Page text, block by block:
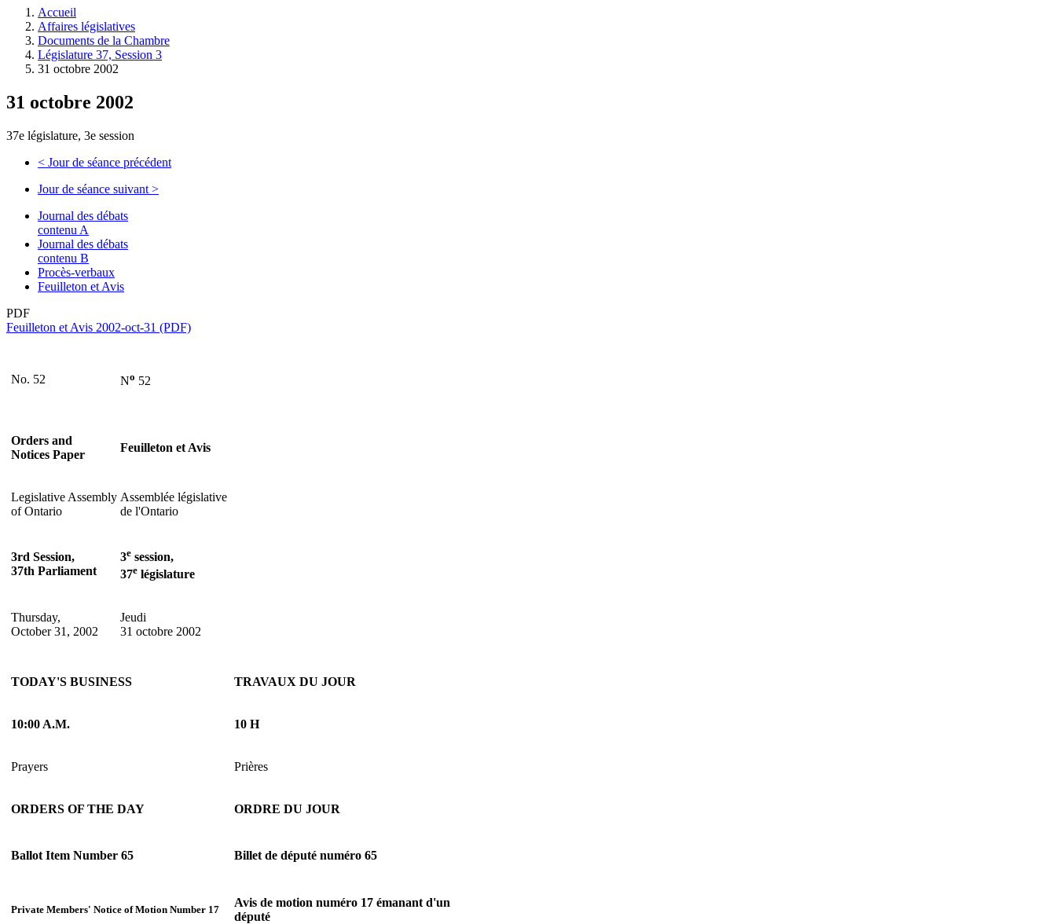
l'Assemblée
législative.
Accueil
Affaires législatives
Documents de la Chambre
Législature 37, Session 3
31 octobre 2002
31 octobre 2002
37e législature, 3e session
< Jour de séance précédent
Jour de séance suivant >
Journal des débats
contenu A
Journal des débats
contenu B
Procès-verbaux
Feuilleton et Avis
PDF
Feuilleton et Avis 2002-oct-31 (PDF)
No. 52 No 52
Orders and
Notices Paper
Feuilleton et Avis
Legislative Assembly
of Ontario
Assemblée législative
de l'Ontario
3rd Session,
37th Parliament
3e session,
37e législature
Thursday,
October 31, 2002
Jeudi
31 octobre 2002
TODAY'S BUSINESS TRAVAUX DU JOUR
10:00 A.M. 10 H
Prayers Prières
ORDERS OF THE DAY ORDRE DU JOUR
Ballot Item Number 65 Billet de député numéro 65
Private Members' Notice of Motion Number 17
Avis de motion numéro 17 émanant d'un
député